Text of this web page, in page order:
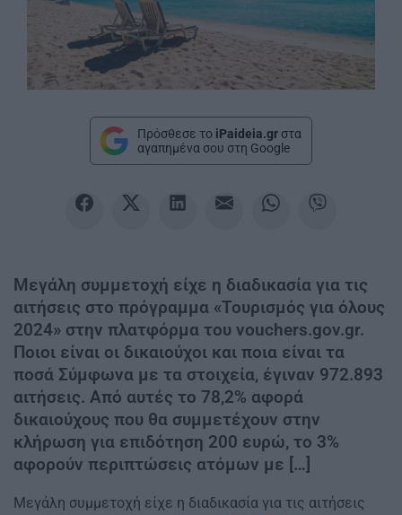
Πρόσθεσε το iPaideia.gr στα
αγαπημένα σου στη Google
Μεγάλη συμμετοχή είχε η διαδικασία για τις
αιτήσεις στο πρόγραμμα «Τουρισμός για όλους
2024» στην πλατφόρμα του vouchers.gov.gr.
Ποιοι είναι οι δικαιούχοι και ποια είναι τα
ποσά Σύμφωνα με τα στοιχεία, έγιναν 972.893
αιτήσεις. Από αυτές το 78,2% αφορά
δικαιούχους που θα συμμετέχουν στην
κλήρωση για επιδότηση 200 ευρώ, το 3%
αφορούν περιπτώσεις ατόμων με […]
Μεγάλη συμμετοχή είχε η διαδικασία για τις αιτήσεις